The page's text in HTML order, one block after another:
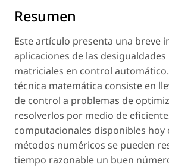
Resumen
Este artículo presenta una breve
aplicaciones de las desigualdades
matriciales en control
técnica matemática consiste en
de control a problemas de
resolverlos por medio de
computacionales disponibles hoy
métodos numéricos se pueden
tiempo razonable un buen